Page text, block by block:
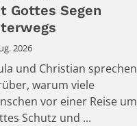
Gottes Segen
2026
und Christian sprechen
warum viele
vor einer Reise um
Schutz und ...